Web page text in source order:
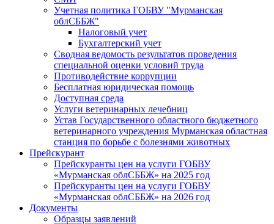
Учетная политика ГОБВУ "Мурманская
облСББЖ"
Налоговый учет
Бухгалтерский учет
Сводная ведомость результатов проведения
специальной оценки условий труда
Противодействие коррупции
Бесплатная юридическая помощь
Доступная среда
Услуги ветеринарных лечебниц
Устав Государственного областного бюджетного
ветеринарного учреждения Мурманская областная
станция по борьбе с болезнями животных
Прейскурант
Прейскуранты цен на услуги ГОБВУ
«Мурманская облСББЖ» на 2025 год
Прейскуранты цен на услуги ГОБВУ
«Мурманская облСББЖ» на 2026 год
Документы
Образцы заявлений